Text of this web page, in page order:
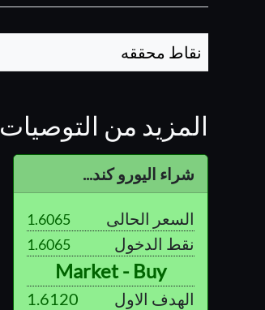
نقاط محققه
المزيد من التوصيات
شراء اليورو كند...
السعر الحالى 1.6065
نقط الدخول 1.6065
Market - Buy
الهدف الاول
1.6120